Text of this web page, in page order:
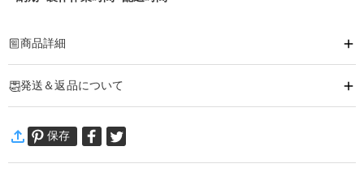
商品詳細
軽量で伸縮性のある防水ネオプレン製の名入れゴルフボールケースです。
ゴルフボール3つ、ティーが3本収納できます。
伸縮性のある生地でボールの出し入れが簡単なので円滑にプレーを楽しむこと
ができます。
※ゴルフボール、ティーは付属しません。
発送＆返品について
万一、ご注文商品にご満足いただけない場合は、商品が到着後60日
保存